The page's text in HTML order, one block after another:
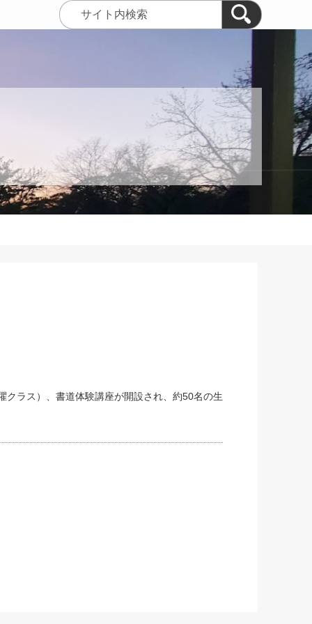
ラス）、書道体験講座が開設され、約50名の生